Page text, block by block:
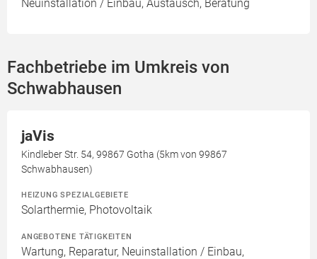
Neuinstallation / Einbau, Austausch, Beratung
Fachbetriebe im Umkreis von
Schwabhausen
jaVis
Kindleber Str. 54, 99867 Gotha (5km von 99867
Schwabhausen)
HEIZUNG SPEZIALGEBIETE
Solarthermie, Photovoltaik
ANGEBOTENE TÄTIGKEITEN
Wartung, Reparatur, Neuinstallation / Einbau,